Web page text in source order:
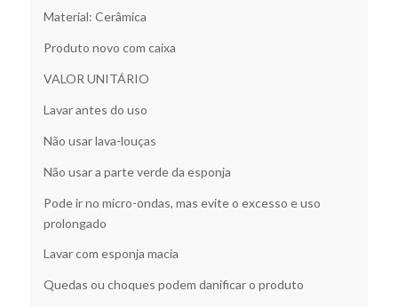
Material: Cerâmica
Produto novo com caixa
VALOR UNITÁRIO
Lavar antes do uso
Não usar lava-louças
Não usar a parte verde da esponja
Pode ir no micro-ondas, mas evite o excesso e uso
prolongado
Lavar com esponja macia
Quedas ou choques podem danificar o produto